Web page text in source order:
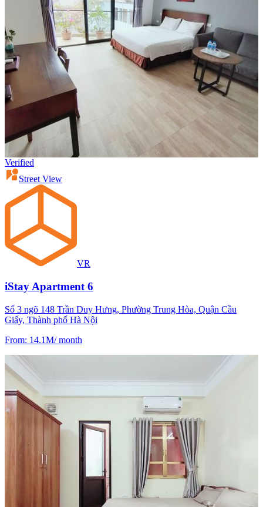
Verified
Street View
VR
iStay Apartment 6
Số 3 ngõ 148 Trần Duy Hưng, Phường Trung Hòa, Quận Cầu
Giấy, Thành phố Hà Nội
From: 14.1M/month